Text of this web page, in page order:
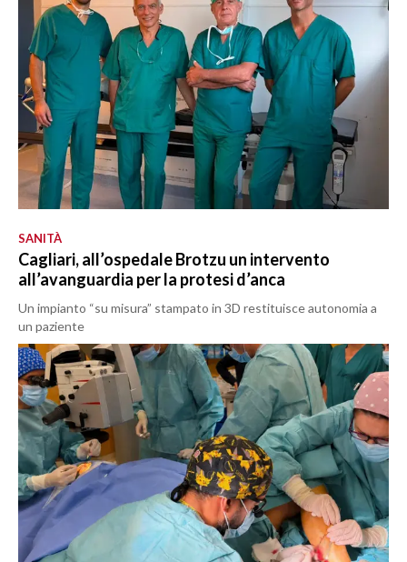
SANITÀ
Cagliari, all’ospedale Brotzu un intervento
all’avanguardia per la protesi d’anca
Un impianto “su misura” stampato in 3D restituisce autonomia a
un paziente